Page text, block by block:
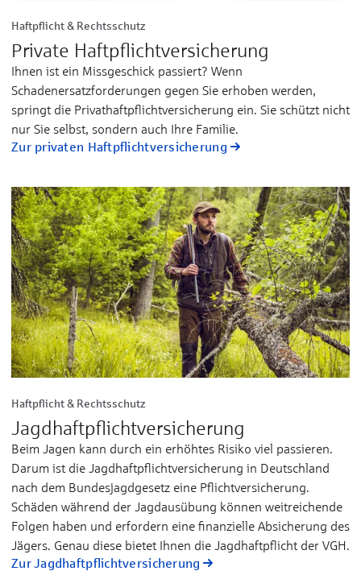
Haftpflicht & Rechtsschutz
Private Haftpflicht­versicherung
Ihnen ist ein Missgeschick passiert? Wenn
Schadenersatzforderungen gegen Sie erhoben werden,
springt die Privathaftpflichtversicherung ein. Sie schützt nicht
nur Sie selbst, sondern auch Ihre Familie.
Zur privaten Haftpflichtversicherung
Haftpflicht & Rechtsschutz
Jagdhaftpflicht­versicherung
Beim Jagen kann durch ein erhöhtes Risiko viel passieren.
Darum ist die Jagdhaftpflichtversicherung in Deutschland
nach dem Bundesjagdgesetz eine Pflichtversicherung.
Schäden während der Jagdausübung können weitreichende
Folgen haben und erfordern eine finanzielle Absicherung des
Jägers. Genau diese bietet Ihnen die Jagdhaftpflicht der VGH.
Zur Jagdhaftpflicht­versicherung